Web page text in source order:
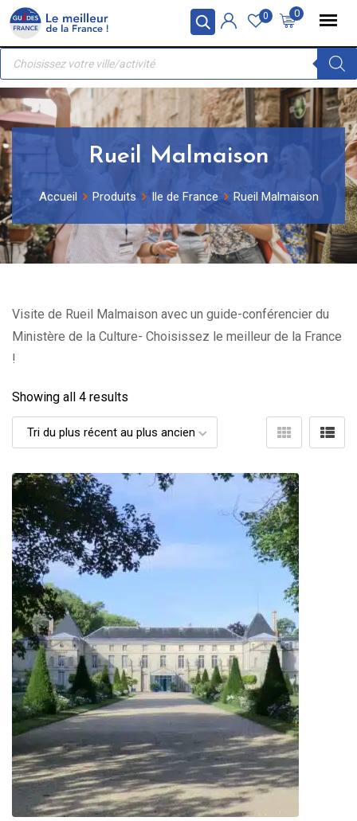
Panneau de gestion des cookies
Skip
content
0
0
Recherche
produits
Rueil Malmaison
Accueil Produits Ile de France Rueil Malmaison
Visite de Rueil Malmaison avec un guide-conférencier du
Ministère de la Culture- Choisissez le meilleur de la France
!
Showing all 4 results